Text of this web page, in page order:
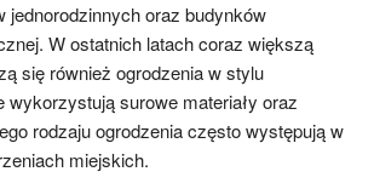
jednorodzinnych oraz budynków
W ostatnich latach coraz większą
się również ogrodzenia w stylu
wykorzystują surowe materiały oraz
rodzaju ogrodzenia często występują w
miejskich.